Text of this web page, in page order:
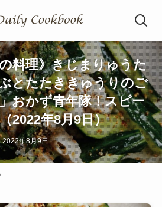
料理》きじまりゅうた
とたたききゅうりのご
おかず青年隊！スピー
2022年8月9日）
2022年8月9日